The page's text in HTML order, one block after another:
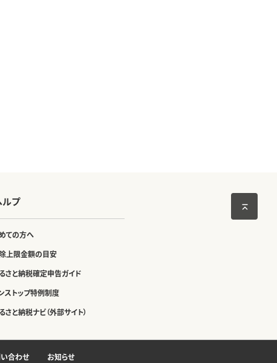
ルプ
ての方へ
上限金額の目安
さと納税確定申告ガイド
ストップ特例制度
さと納税ナビ（外部サイト）
合わせ お知らせ